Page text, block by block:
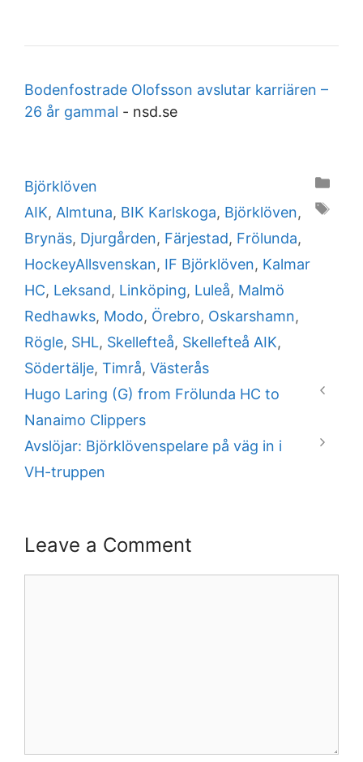
Bodenfostrade Olofsson avslutar karriären –
26 år gammal - nsd.se
Categories
Björklöven
Tags
AIK, Almtuna, BIK Karlskoga, Björklöven,
Brynäs, Djurgården, Färjestad, Frölunda,
HockeyAllsvenskan, IF Björklöven, Kalmar
HC, Leksand, Linköping, Luleå, Malmö
Redhawks, Modo, Örebro, Oskarshamn,
Rögle, SHL, Skellefteå, Skellefteå AIK,
Södertälje, Timrå, Västerås
Hugo Laring (G) from Frölunda HC to
Nanaimo Clippers
Avslöjar: Björklövenspelare på väg in i
VH-truppen
Leave a Comment